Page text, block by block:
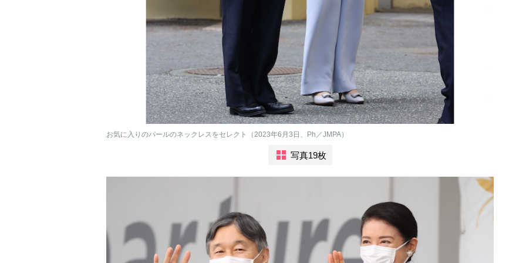
お気に入りのパールのネックレスをセレクト（2023年6月3日、Ph／JMPA）
写真19枚